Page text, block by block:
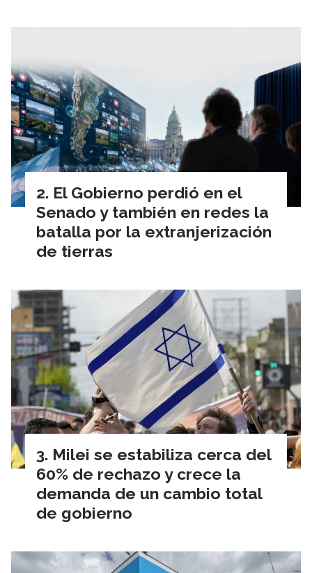
El Gobierno perdió en el
Senado y también en redes la
batalla por la extranjerización
de tierras
Milei se estabiliza cerca del
60% de rechazo y crece la
demanda de un cambio total
de gobierno